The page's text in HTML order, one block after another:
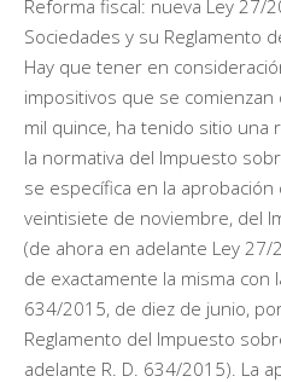
Reforma fiscal: nueva Ley 27/
Sociedades y su Reglamento
Hay que tener en
impositivos que se
mil quince, ha tenido sitio una
la normativa del Impuesto
se específica en la
veintisiete de noviembre, del
(de ahora en adelante Ley
de exactamente la misma con
634/2015, de diez de junio,
Reglamento del Impuesto
adelante R. D. 634/2015). La